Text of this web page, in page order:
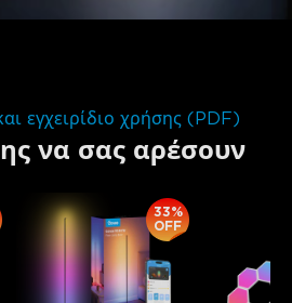
εγχειρίδιο χρήσης (PDF)
να σας αρέσουν
33%
OFF